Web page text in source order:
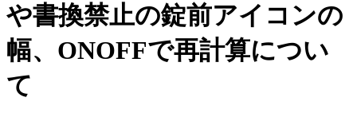
や書換禁止の錠前アイコンの
幅、ONOFFで再計算につい
て